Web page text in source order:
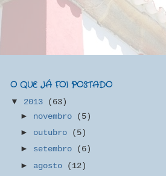
O QUE JÁ FOI POSTADO
▼ 2013
(63)
► novembro
(5)
► outubro
(5)
► setembro
(6)
► agosto
(12)